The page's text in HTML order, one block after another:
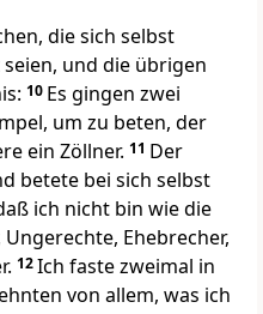
die sich selbst
und die übrigen
10 Es gingen zwei
um zu beten, der
ein Zöllner. 11 Der
betete bei sich selbst
ich nicht bin wie die
Ehebrecher,
12Ich faste zweimal in
von allem, was ich